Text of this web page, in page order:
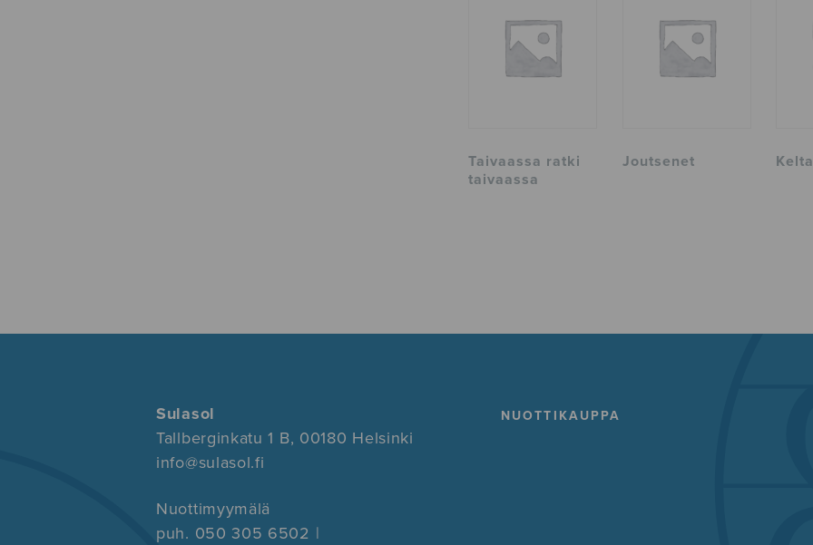
Taivaassa ratki
taivaassa
Joutsenet
Sulasol
Tallberginkatu 1 B, 00180 Helsinki
info@sulasol.fi
Nuottimyymälä
puh. 050 305 6502 |
NUOTTIKAUPPA